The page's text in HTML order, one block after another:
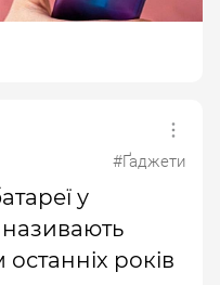
#Ґаджети
у
років